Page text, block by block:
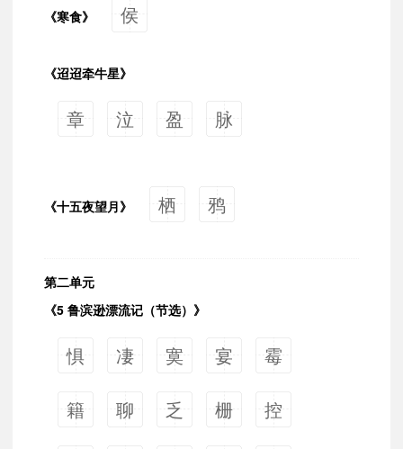
《寒食》 侯
《迢迢牵牛星》
章 泣 盈 脉
《十五夜望月》 栖 鸦
第二单元
《5 鲁滨逊漂流记（节选）》
惧 凄 寞 宴 霉
籍 聊 乏 栅 控